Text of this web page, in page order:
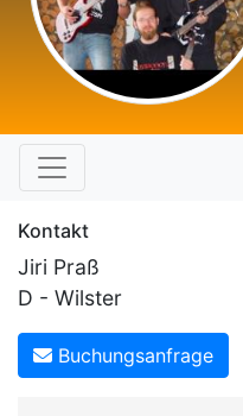
Kontakt
Jiri Praß
D - Wilster
Buchungsanfrage